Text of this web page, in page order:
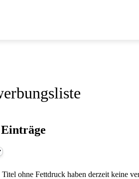
Einträge
ohne Fettdruck haben derzeit keine